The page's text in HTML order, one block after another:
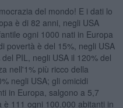
del mondo! E i dati lo
è di 82 anni, negli USA
ogni 1000 nati in Europa
povertà è del 15%, negli USA
PIL, negli USA il 120% del
nell'1% più ricco della
negli USA; gli omicidi
in Europa, salgono a 5,7
111 ogni 100.000 abitanti in